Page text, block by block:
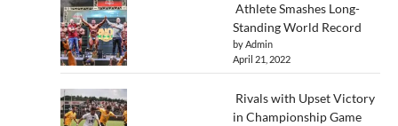
Athlete Smashes Long-
Standing World Record
by Admin
April 21, 2022
Rivals with Upset Victory
in Championship Game